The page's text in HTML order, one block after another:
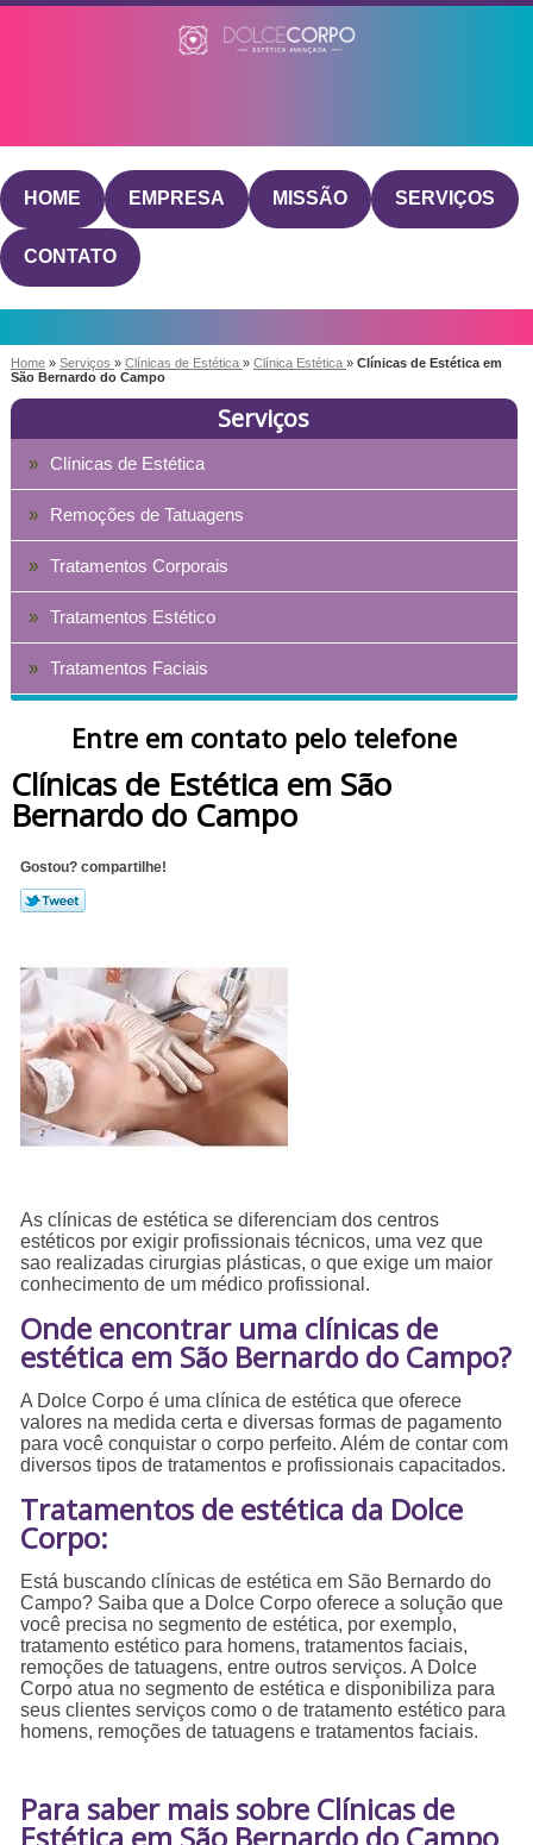
HOME EMPRESA MISSÃO SERVIÇOS
CONTATO
Home » Serviços » Clínicas de Estética » Clínica Estética » Clínicas de Estética em
São Bernardo do Campo
Serviços
Clínicas de Estética
Remoções de Tatuagens
Tratamentos Corporais
Tratamentos Estético
Tratamentos Faciais
Entre em contato pelo telefone
Clínicas de Estética em São
Bernardo do Campo
Gostou? compartilhe!
As clínicas de estética se diferenciam dos centros
estéticos por exigir profissionais técnicos, uma vez que
sao realizadas cirurgias plásticas, o que exige um maior
conhecimento de um médico profissional.
Onde encontrar uma clínicas de
estética em São Bernardo do Campo?
A Dolce Corpo é uma clínica de estética que oferece
valores na medida certa e diversas formas de pagamento
para você conquistar o corpo perfeito. Além de contar com
diversos tipos de tratamentos e profissionais capacitados.
Tratamentos de estética da Dolce
Corpo:
Está buscando clínicas de estética em São Bernardo do
Campo? Saiba que a Dolce Corpo oferece a solução que
você precisa no segmento de estética, por exemplo,
tratamento estético para homens, tratamentos faciais,
remoções de tatuagens, entre outros serviços. A Dolce
Corpo atua no segmento de estética e disponibiliza para
seus clientes serviços como o de tratamento estético para
homens, remoções de tatuagens e tratamentos faciais.
Para saber mais sobre Clínicas de